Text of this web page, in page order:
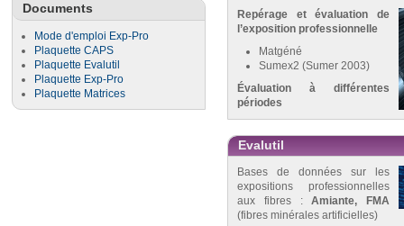
Documents
Mode d'emploi Exp-Pro
Plaquette CAPS
Plaquette Evalutil
Plaquette Exp-Pro
Plaquette Matrices
Repérage et évaluation de
l’exposition professionnelle
Matgéné
Sumex2 (Sumer 2003)
Évaluation à différentes
périodes
Evalutil
Bases de données sur les
expositions professionnelles
aux fibres :Amiante, FMA
(fibres minérales artificielles)